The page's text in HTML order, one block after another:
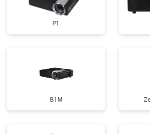
P1
B1M